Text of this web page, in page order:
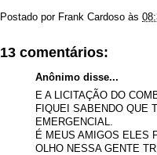
Postado por Frank Cardoso às
13 comentários:
Anônimo disse...
E A LICITAÇÃO DO
FIQUEI SABENDO QUE
EMERGENCIAL.
É MEUS AMIGOS ELES
OLHO NESSA GENTE